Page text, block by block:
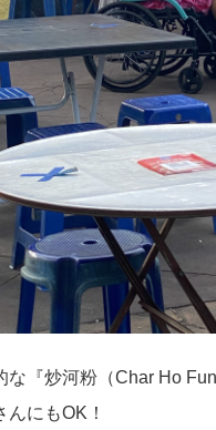
な『炒河粉（Char Ho
にもOK！